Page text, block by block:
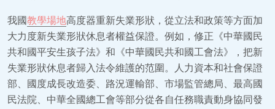
我國教學場地高度器重新失業形狀，從立法和政策等方面加
大力度新失業形狀休息者權益保證。例如，修正《中華國民
共和國平安生孩子法》和《中華國民共和國工會法》，把新
失業形狀休息者歸入法令維護的范圍。人力資本和社會保證
部、國度成長改造委、路況運輸部、市場監管總局、最高國
民法院、中華全國總工會等部分從各自任務職責動身協同發